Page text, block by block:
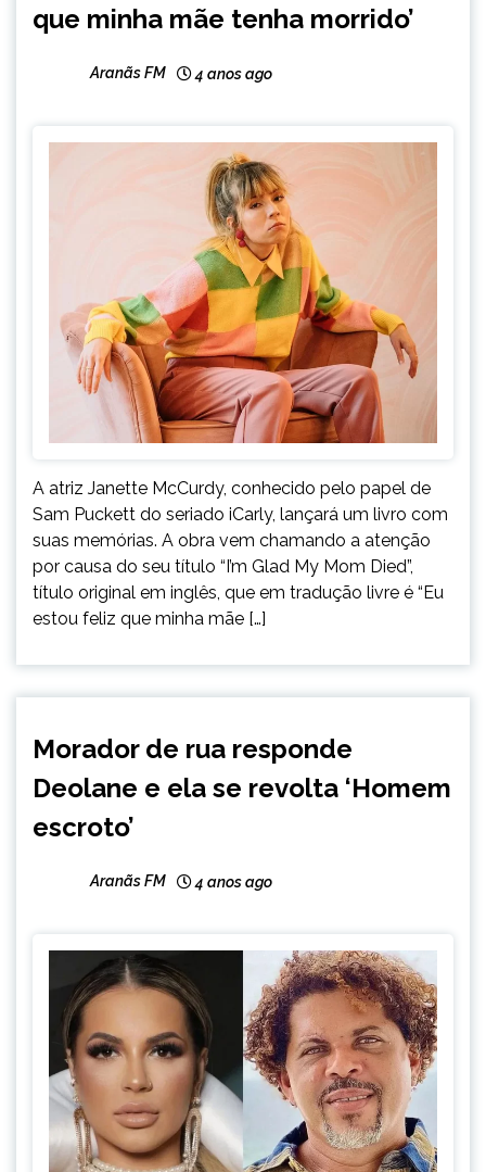
que minha mãe tenha morrido’
Aranãs FM 4 anos ago
A atriz Janette McCurdy, conhecido pelo papel de
Sam Puckett do seriado iCarly, lançará um livro com
suas memórias. A obra vem chamando a atenção
por causa do seu título “I’m Glad My Mom Died”,
título original em inglês, que em tradução livre é “Eu
estou feliz que minha mãe […]
Morador de rua responde
Deolane e ela se revolta ‘Homem
escroto’
Aranãs FM 4 anos ago